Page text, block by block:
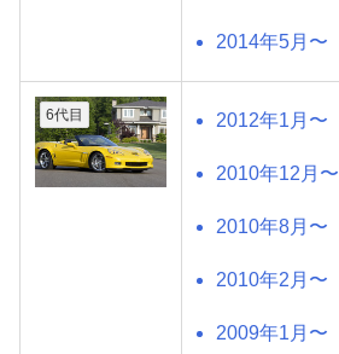
2014年5月〜
6代目 2012年1月〜
2010年12月〜
2010年8月〜
2010年2月〜
2009年1月〜